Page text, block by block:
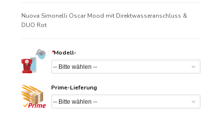
Nuova Simonelli Oscar Mood mit Direktwasseranschluss &
DUO Rot
*Modell-
Prime-Lieferung